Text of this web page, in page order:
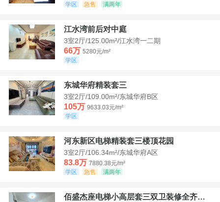
学区
急售 满两年
江水湾前后对中庭
3室2厅/125.00m²/江水湾一二期
66万 5280元/m²
学区
东城华府精装套三
3室2厅/109.00m²/东城华府B区
105万 9633.03元/m²
学区
河东新区电梯精装套三楼顶花园
3室2厅/106.34m²/东城华府A区
83.8万 7880.38元/m²
学区
急售 满两年
佰盛杰座电梯小高层套三双卫装修全齐诚意出售